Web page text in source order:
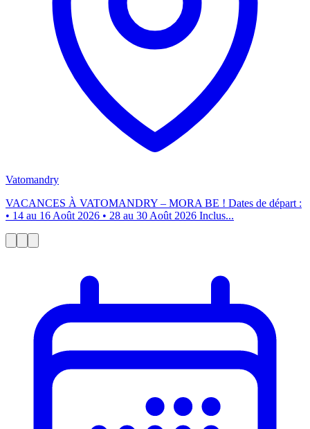
Vatomandry
VACANCES À VATOMANDRY – MORA BE ! Dates de départ :
• 14 au 16 Août 2026 • 28 au 30 Août 2026 Inclus...